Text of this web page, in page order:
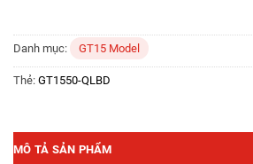
Danh mục: GT15 Model
Thẻ: GT1550-QLBD
MÔ TẢ SẢN PHẨM